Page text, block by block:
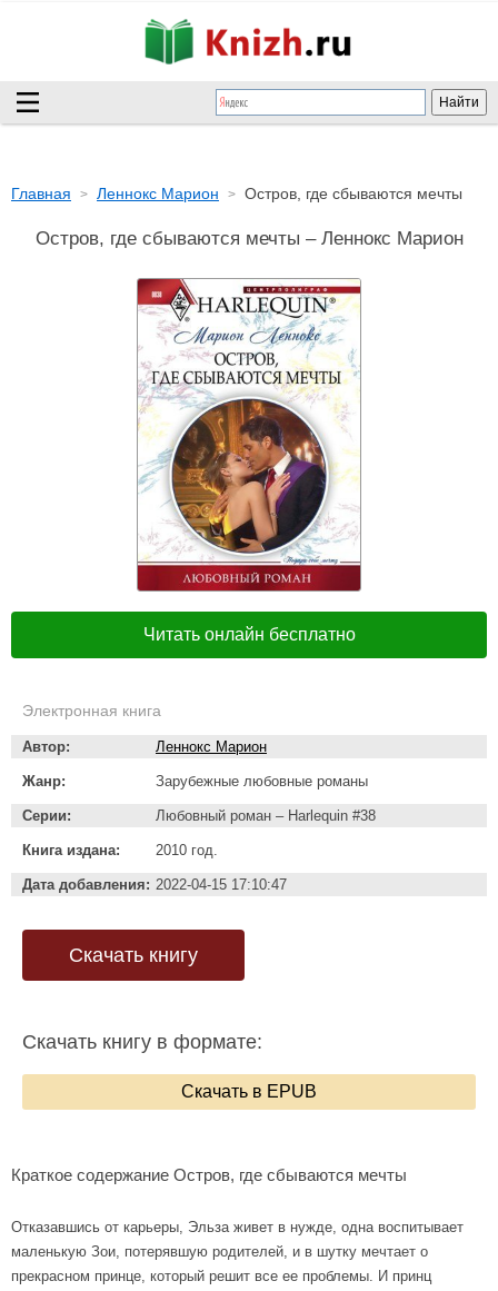
Главная Леннокс Марион Остров, где сбываются мечты
Остров, где сбываются мечты – Леннокс Марион
Читать онлайн бесплатно
Электронная книга
Автор: Леннокс Марион
Жанр: Зарубежные любовные романы
Серии: Любовный роман – Harlequin #38
Книга издана: 2010 год.
Дата добавления: 2022-04-15 17:10:47
Скачать книгу
Скачать книгу в формате:
Скачать в EPUB
Краткое содержание Остров, где сбываются мечты
Отказавшись от карьеры, Эльза живет в нужде, одна воспитывает
маленькую Зои, потерявшую родителей, и в шутку мечтает о
прекрасном принце, который решит все ее проблемы. И принц